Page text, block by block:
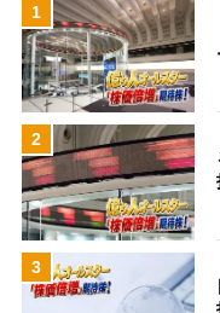
1
2
3